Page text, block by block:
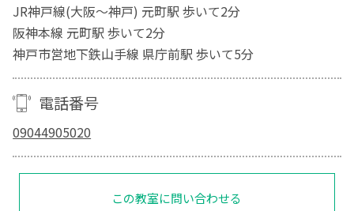
JR神戸線(大阪～神戸) 元町駅 歩いて2分
阪神本線 元町駅 歩いて2分
神戸市営地下鉄山手線 県庁前駅 歩いて5分
電話番号
09044905020
この教室に問い合わせる